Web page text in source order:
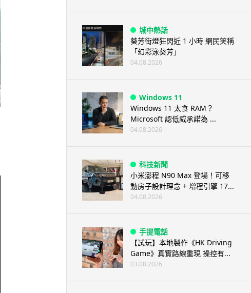
城中熱話
葵芳街燈狂閃近 1 小時 網民笑稱
「幻彩泳葵芳」
04.08.2026
Windows 11
Windows 11 太食 RAM？
Microsoft 認低威承諾為 ...
04.08.2026
科技新聞
小米澎程 N90 Max 登場！可移
動房子設計理念 + 增程引擎 17...
04.08.2026
手提電話
【試玩】本地製作《HK Driving
Game》真實路線重現 操控有...
03.08.2026